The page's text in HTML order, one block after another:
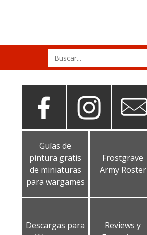
Search
for:
Guías de
pintura gratis
de miniaturas
para wargames
Frostgrave
Army Roster
Descargas para
Reviews y